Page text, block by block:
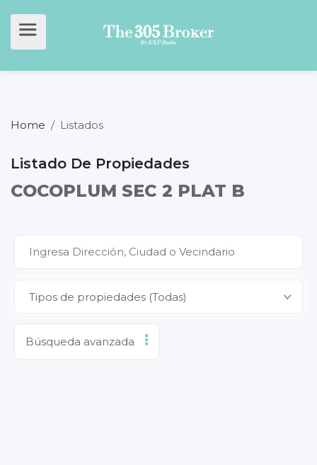
Home / Listados
Listado De Propiedades
COCOPLUM SEC 2 PLAT B
Tipos de propiedades (Todas)
Búsqueda avanzada